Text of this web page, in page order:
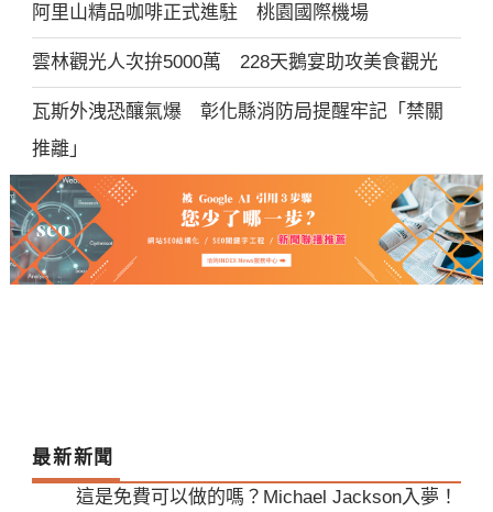
阿里山精品咖啡正式進駐 桃園國際機場
雲林觀光人次拚5000萬 228天鵝宴助攻美食觀光
瓦斯外洩恐釀氣爆 彰化縣消防局提醒牢記「禁關
推離」
最新新聞
這是免費可以做的嗎？Michael Jackson入夢！